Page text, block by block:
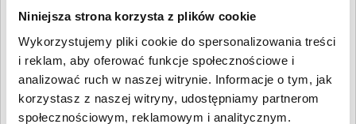
Niniejsza strona korzysta z plików cookie
Wykorzystujemy pliki cookie do spersonalizowania treści
i reklam, aby oferować funkcje społecznościowe i
analizować ruch w naszej witrynie. Informacje o tym, jak
korzystasz z naszej witryny, udostępniamy partnerom
społecznościowym, reklamowym i analitycznym.
Wartość:
Data wymagalności:
grudnia 2024
3. Cywilne
Wartość:795,00 PLN
Data wymagalności:24
grudnia 2024